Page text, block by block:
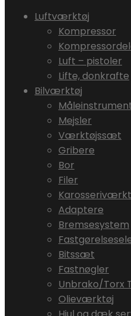
Luftværktøj
Kompressor
Luft – pistoler
Lifte, donkrafte
Bilværktøj
Mejsler
Værktøjssæt
Gribere
Bor
Filer
Adaptere
Bremsesystem
Bitssæt
Fastnøgler
Unbrako/Torx
Olieværktøj